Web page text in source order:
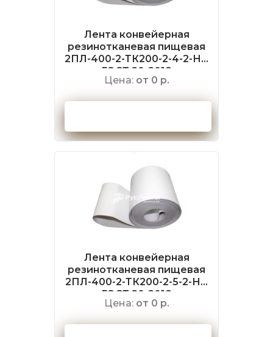
Лента конвейерная
резинотканевая пищевая
2ПЛ-400-2-ТК200-2-4-2-НБ
ГОСТ 20-2018
Цена: от 0 р.
Лента конвейерная
резинотканевая пищевая
2ПЛ-400-2-ТК200-2-5-2-НБ
ГОСТ 20-2018
Цена: от 0 р.